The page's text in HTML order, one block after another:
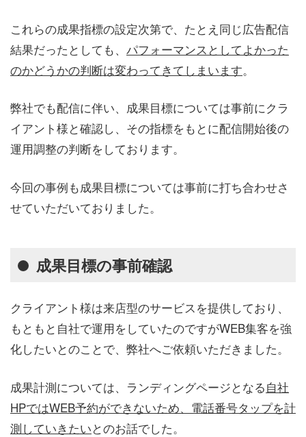
これらの成果指標の設定次第で、たとえ同じ広告配信
結果だったとしても、 パフォーマンスとしてよかった
のかどうかの判断は変わってきてしまいます。
弊社でも配信に伴い、成果目標については事前にクラ
イアント様と確認し、その指標をもとに配信開始後の
運用調整の判断をしております。
今回の事例も成果目標については事前に打ち合わせさ
せていただいておりました。
成果目標の事前確認
クライアント様は来店型のサービスを提供しており、
もともと自社で運用をしていたのですがWEB集客を強
化したいとのことで、弊社へご依頼いただきました。
成果計測については、ランディングページとなる自社
HPではWEB予約ができないため、電話番号タップを計
測していきたいとのお話でした。